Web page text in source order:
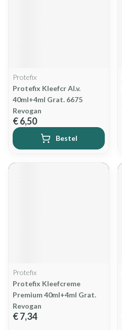
Protefix
Protefix Kleefcr Al.v.
40ml+4ml Grat. 6675
Revogan
€ 6,50
Bestel
Protefix
Protefix Kleefcreme
Premium 40ml+4ml Grat.
Revogan
€ 7,34